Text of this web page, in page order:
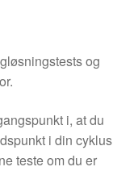
og
i, at du
i din cyklus
teste om du er